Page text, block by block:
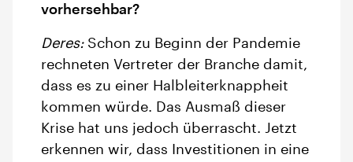
vorhersehbar?
Deres: Schon zu Beginn der Pandemie
rechneten Vertreter der Branche damit,
dass es zu einer Halbleiterknappheit
kommen würde. Das Ausmaß dieser
Krise hat uns jedoch überrascht. Jetzt
erkennen wir, dass Investitionen in eine